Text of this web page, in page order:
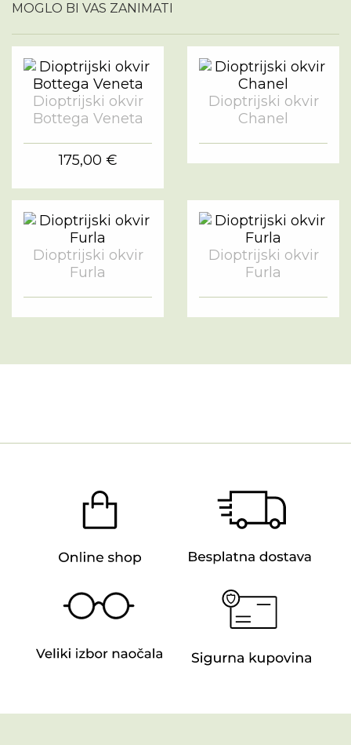
MOGLO BI VAS ZANIMATI
Dioptrijski okvir
Bottega Veneta
175,00 €
Dioptrijski okvir
Chanel
Dioptrijski okvir
Furla
Dioptrijski okvir
Furla